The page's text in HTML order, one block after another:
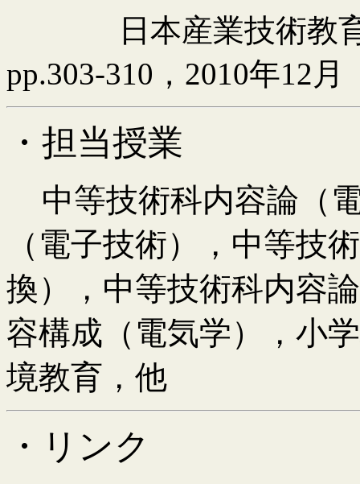
日本産業技術教
pp.303-310 ， 2010年12 月
・担当授業
中等技術科内容論（
（電子技術），中等技
換），中等技術科内容
容構成（電気学），小
境教育，他
・リンク